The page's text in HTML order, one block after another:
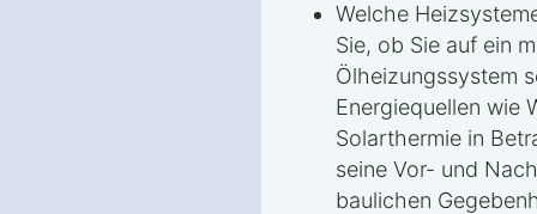
Welche
Sie, ob Sie auf ein
Ölheizungssystem
Energiequellen wie
Solarthermie in
seine Vor- und
baulichen